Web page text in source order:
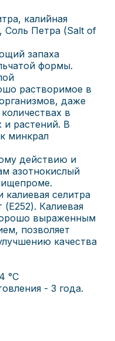
кали́йная
Соль Петра (Salt of
запаха
формы.
растворимое в
даже
в
и растений. В
минкрал
действию и
азотнокислый
селитра
(E252). Калиевая
выраженным
позволяет
качества
°C
- 3 года.